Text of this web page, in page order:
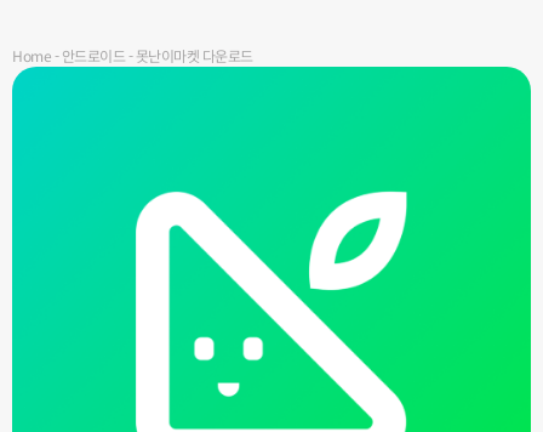
Home-안드로이드-못난이마켓 다운로드